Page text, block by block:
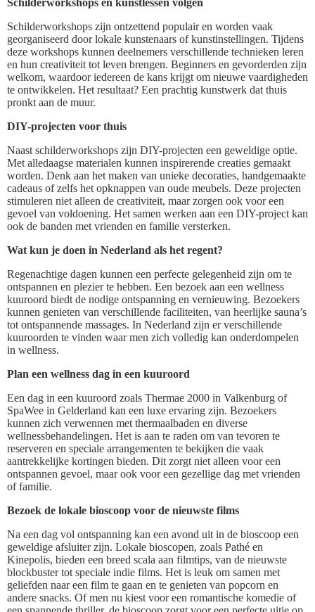
Schilderworkshops en kunstlessen volgen
Schilderworkshops zijn ontzettend populair en worden vaak
georganiseerd door lokale kunstenaars of kunstinstellingen. Tijdens
deze workshops kunnen deelnemers verschillende technieken leren
en hun creativiteit tot leven brengen. Beginners en gevorderden zijn
welkom, waardoor iedereen de kans krijgt om nieuwe vaardigheden
te ontwikkelen. Het resultaat? Een prachtig kunstwerk dat thuis
pronkt aan de muur.
DIY-projecten voor thuis
Naast schilderworkshops zijn DIY-projecten een geweldige optie.
Met alledaagse materialen kunnen inspirerende creaties gemaakt
worden. Denk aan het maken van unieke decoraties, handgemaakte
cadeaus of zelfs het opknappen van oude meubels. Deze projecten
stimuleren niet alleen de creativiteit, maar zorgen ook voor een
gevoel van voldoening. Het samen werken aan een DIY-project kan
ook de banden met vrienden en familie versterken.
Wat kun je doen in Nederland als het regent?
Regenachtige dagen kunnen een perfecte gelegenheid zijn om te
ontspannen en plezier te hebben. Een bezoek aan een wellness
kuuroord biedt de nodige ontspanning en vernieuwing. Bezoekers
kunnen genieten van verschillende faciliteiten, van heerlijke sauna’s
tot ontspannende massages. In Nederland zijn er verschillende
kuuroorden te vinden waar men zich volledig kan onderdompelen
in wellness.
Plan een wellness dag in een kuuroord
Een dag in een kuuroord zoals Thermae 2000 in Valkenburg of
SpaWee in Gelderland kan een luxe ervaring zijn. Bezoekers
kunnen zich verwennen met thermaalbaden en diverse
wellnessbehandelingen. Het is aan te raden om van tevoren te
reserveren en speciale arrangementen te bekijken die vaak
aantrekkelijke kortingen bieden. Dit zorgt niet alleen voor een
ontspannen gevoel, maar ook voor een gezellige dag met vrienden
of familie.
Bezoek de lokale bioscoop voor de nieuwste films
Na een dag vol ontspanning kan een avond uit in de bioscoop een
geweldige afsluiter zijn. Lokale bioscopen, zoals Pathé en
Kinepolis, bieden een breed scala aan filmtips, van de nieuwste
blockbuster tot speciale indie films. Het is leuk om samen met
geliefden naar een film te gaan en te genieten van popcorn en
andere snacks. Of men nu kiest voor een romantische komedie of